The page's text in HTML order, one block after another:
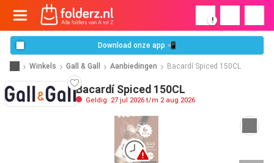
!
Download onze app 📲
Winkels Gall & Gall Aanbiedingen Bacardí Spiced 150CL
Bacardí Spiced 150CL
Geldig: 27 jul 2026 t/m 2 aug 2026